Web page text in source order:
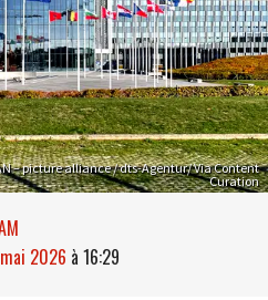
– picture alliance / dts-Agentur/ Via Content
Curation
2026 à 16:29